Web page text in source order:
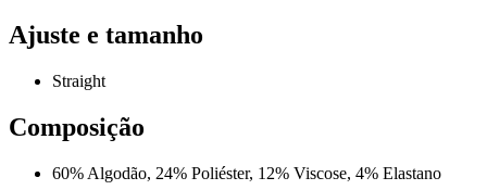
Ajuste e tamanho
Straight
Composição
60% Algodão, 24% Poliéster, 12% Viscose, 4% Elastano